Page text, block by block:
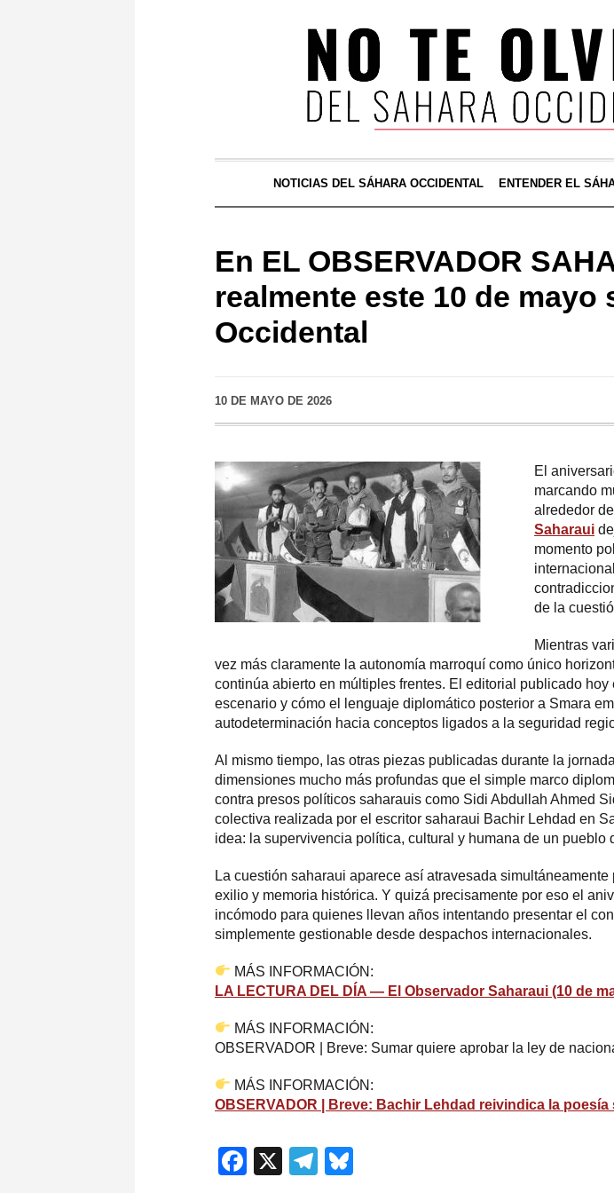
NOTICIAS DEL SÁHARA OCCIDENTAL ENTENDER EL
En EL OBSERVADOR
realmente este 10 de mayo
Occidental
10 DE MAYO DE 2026
El
marcando
alrededor
Saharaui
momento
de la
Mientras
vez más claramente la autonomía marroquí como único
continúa abierto en múltiples frentes. El editorial publicado
escenario y cómo el lenguaje diplomático posterior a Smara
autodeterminación hacia conceptos ligados a la seguridad
Al mismo tiempo, las otras piezas publicadas durante la
dimensiones mucho más profundas que el simple marco
contra presos políticos saharauis como Sidi Abdullah Ahmed
colectiva realizada por el escritor saharaui Bachir Lehdad en
idea: la supervivencia política, cultural y humana de un
La cuestión saharaui aparece así atravesada
exilio y memoria histórica. Y quizá precisamente por eso el
incómodo para quienes llevan años intentando presentar el
simplemente gestionable desde despachos internacionales.
MÁS INFORMACIÓN:
LA LECTURA DEL DÍA — El Observador Saharaui (10 de
MÁS INFORMACIÓN:
OBSERVADOR | Breve: Sumar quiere aprobar la ley de
MÁS INFORMACIÓN:
OBSERVADOR | Breve: Bachir Lehdad reivindica la
Facebook
X Telegram